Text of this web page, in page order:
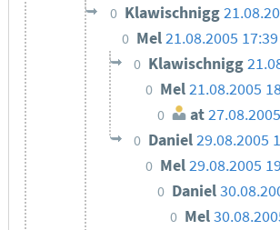
0 Klawischnigg
0 Mel21.08.2005 17:39
0 Klawischnigg
0 Mel21.08.2005
0 at
0 Daniel29.08.2005
0 Mel29.08.2005
0 Daniel
0 Mel